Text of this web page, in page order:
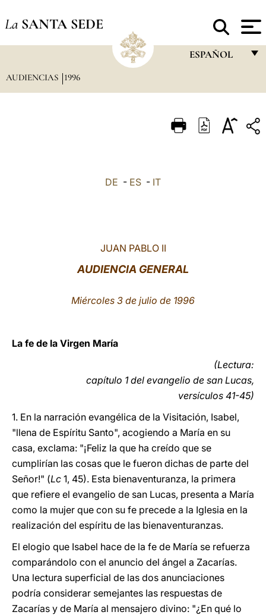
La SANTA SEDE
ESPAÑOL
ITALIANO
AUDIENCIAS 1996
DE - ES - IT
JUAN PABLO II
AUDIENCIA GENERAL
Miércoles 3 de julio de 1996
La fe de la Virgen María
(Lectura:
capítulo 1 del evangelio de san Lucas,
versículos 41-45)
1. En la narración evangélica de la Visitación, Isabel,
"llena de Espíritu Santo", acogiendo a María en su
casa, exclama: "¡Feliz la que ha creído que se
cumplirían las cosas que le fueron dichas de parte del
Señor!" (Lc 1, 45). Esta bienaventuranza, la primera
que refiere el evangelio de san Lucas, presenta a María
como la mujer que con su fe precede a la Iglesia en la
realización del espíritu de las bienaventuranzas.
El elogio que Isabel hace de la fe de María se refuerza
comparándolo con el anuncio del ángel a Zacarías.
Una lectura superficial de las dos anunciaciones
podría considerar semejantes las respuestas de
Zacarías y de María al mensajero divino: "¿En qué lo